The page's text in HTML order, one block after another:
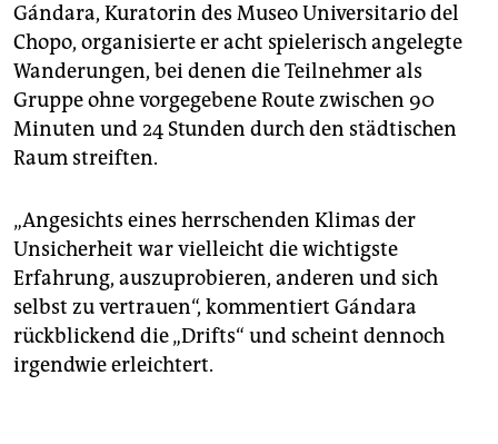
Gándara, Kuratorin des Museo Universitario del
Chopo, organisierte er acht spielerisch angelegte
Wanderungen, bei denen die Teilnehmer als
Gruppe ohne vorgegebene Route zwischen 90
Minuten und 24 Stunden durch den städtischen
Raum streiften.
„Angesichts eines herrschenden Klimas der
Unsicherheit war vielleicht die wichtigste
Erfahrung, auszuprobieren, anderen und sich
selbst zu vertrauen“, kommentiert Gándara
rückblickend die „Drifts“ und scheint dennoch
irgendwie erleichtert.